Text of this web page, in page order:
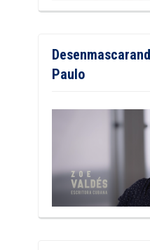
Paulo